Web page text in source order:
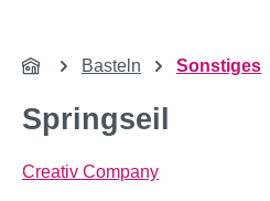
Basteln Sonstiges
Springseil
Creativ Company